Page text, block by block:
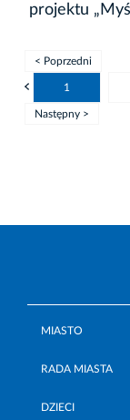
projektu
< Poprzedni
1
Następny >
MIASTO
RADA MIASTA
DZIECI